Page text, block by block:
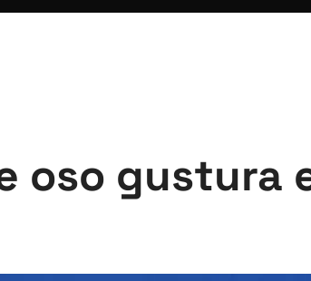
Taldeak
oso gustura